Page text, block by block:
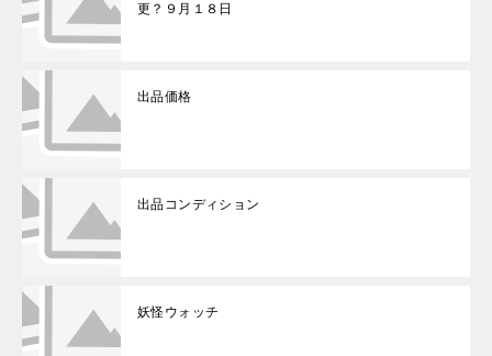
更？９月１８日
出品価格
出品コンディション
妖怪ウォッチ